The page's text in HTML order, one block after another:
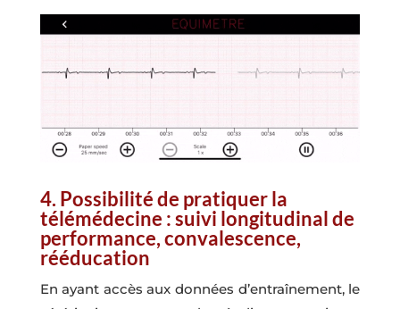
4. Possibilité de pratiquer la
télémédecine : suivi longitudinal de
performance, convalescence,
rééducation
En ayant accès aux données d’entraînement, le